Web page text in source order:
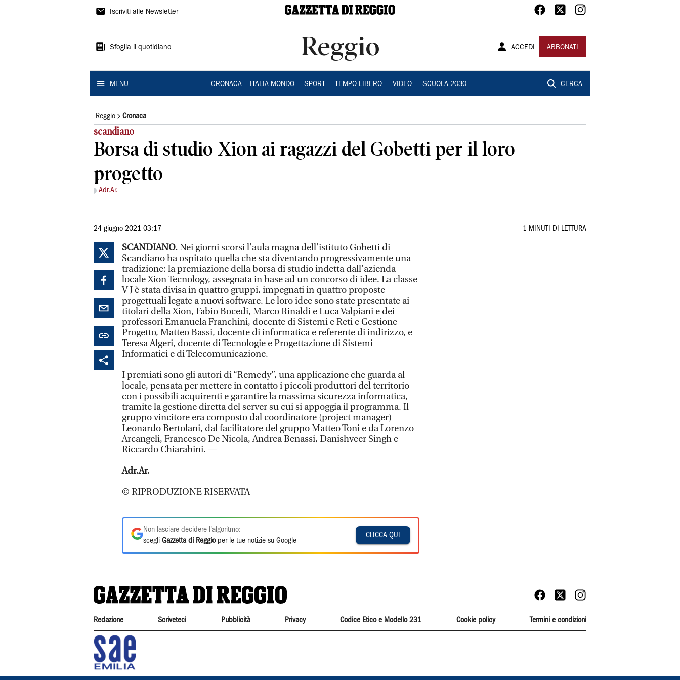
Gazzetta
Reggio
Iscriviti alle Newsletter
Sfoglia il quotidiano Reggio ACCEDI ABBONATI
MENU CRONACA ITALIA MONDO SPORT TEMPO LIBERO VIDEO SCUOLA 2030 CERCA
Reggio Cronaca
scandiano
Borsa di studio Xion ai ragazzi del Gobetti per il loro
progetto
Adr.Ar.
24 giugno 2021 03:17 1 MINUTI DI LETTURA
SCANDIANO.Nei giorni scorsi l’aula magna dell’istituto Gobetti di
Scandiano ha ospitato quella che sta diventando progressivamente una
tradizione: la premiazione della borsa di studio indetta dall’azienda
locale Xion Tecnology, assegnata in base ad un concorso di idee. La classe
V J è stata divisa in quattro gruppi, impegnati in quattro proposte
progettuali legate a nuovi software. Le loro idee sono state presentate ai
titolari della Xion, Fabio Bocedi, Marco Rinaldi e Luca Valpiani e dei
professori Emanuela Franchini, docente di Sistemi e Reti e Gestione
Progetto, Matteo Bassi, docente di informatica e referente di indirizzo, e
Teresa Algeri, docente di Tecnologie e Progettazione di Sistemi
Informatici e di Telecomunicazione.
I premiati sono gli autori di “Remedy”, una applicazione che guarda al
locale, pensata per mettere in contatto i piccoli produttori del territorio
con i possibili acquirenti e garantire la massima sicurezza informatica,
tramite la gestione diretta del server su cui si appoggia il programma. Il
gruppo vincitore era composto dal coordinatore (project manager)
Leonardo Bertolani, dal facilitatore del gruppo Matteo Toni e da Lorenzo
Arcangeli, Francesco De Nicola, Andrea Benassi, Danishveer Singh e
Riccardo Chiarabini. —
Adr.Ar.
© RIPRODUZIONE RISERVATA
Non lasciare decidere l'algoritmo:
scegli Gazzetta di Reggioper le tue notizie su Google
CLICCA QUI
Redazione Scriveteci Pubblicità Privacy Codice Etico e Modello 231 Cookie policy Termini e condizioni